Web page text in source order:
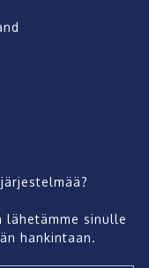
lähetämme sinulle
hankintaan.